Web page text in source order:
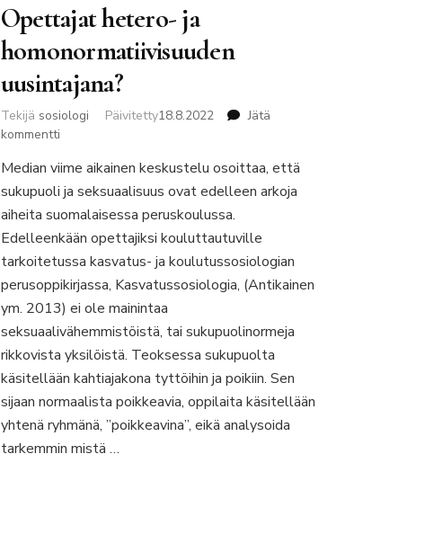
Opettajat hetero- ja
homonormatiivisuuden
uusintajana?
Tekijä sosiologi Päivitetty18.8.2022
Jätä
kommenttiartikkeliin
hetero-
ja
homonormatiivisuuden
Median viime aikainen keskustelu osoittaa, että
sukupuoli ja seksuaalisuus ovat edelleen arkoja
aiheita suomalaisessa peruskoulussa.
Edelleenkään opettajiksi kouluttautuville
tarkoitetussa kasvatus- ja koulutussosiologian
perusoppikirjassa, Kasvatussosiologia, (Antikainen
ym. 2013) ei ole mainintaa
seksuaalivähemmistöistä, tai sukupuolinormeja
rikkovista yksilöistä. Teoksessa sukupuolta
käsitellään kahtiajakona tyttöihin ja poikiin. Sen
sijaan normaalista poikkeavia, oppilaita käsitellään
yhtenä ryhmänä, ’’poikkeavina’’, eikä analysoida
tarkemmin mistä …